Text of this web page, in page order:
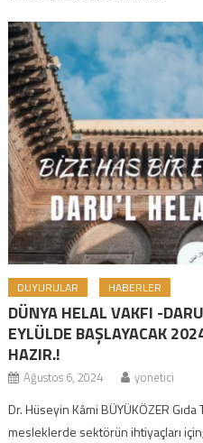
DUYURULAR HABERLER
DÜNYA HELAL VAKFI -
EYLÜLDE BAŞLAYACAK
HAZIR.!
Ağustos 6, 2024 yonetici
Dr. Hüseyin Kâmi BÜYÜKÖZER
mesleklerde sektörün ihtiyaçları